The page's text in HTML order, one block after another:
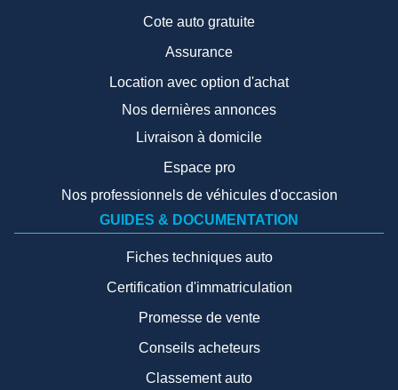
Cote auto gratuite
Assurance
Location avec option d'achat
Nos dernières annonces
Livraison à domicile
Espace pro
Nos professionnels de véhicules d'occasion
GUIDES & DOCUMENTATION
Fiches techniques auto
Certification d'immatriculation
Promesse de vente
Conseils acheteurs
Classement auto